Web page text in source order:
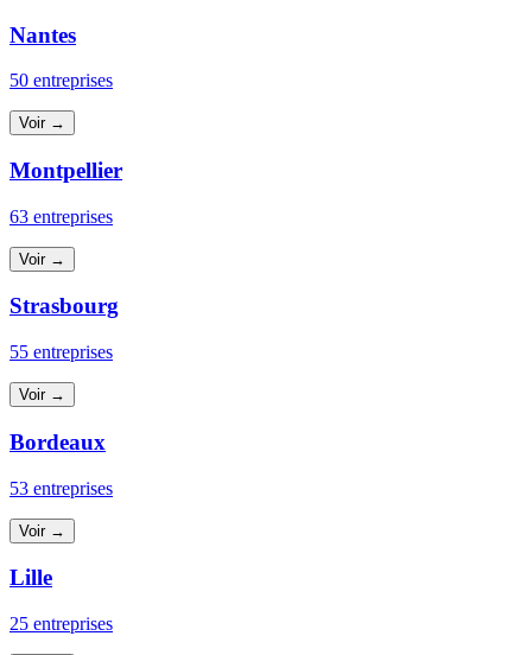
Nantes
50 entreprises
Voir →
Montpellier
63 entreprises
Voir →
Strasbourg
55 entreprises
Voir →
Bordeaux
53 entreprises
Voir →
Lille
25 entreprises